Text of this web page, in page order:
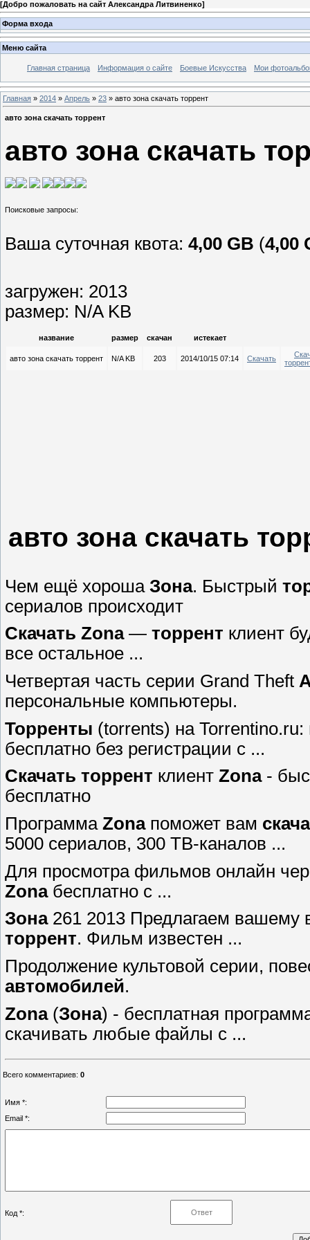
[Добро пожаловать на сайт Александра Литвиненко]
Форма входа
Меню сайта
Главная страница Информация о сайте Боевые Искусства Мои
Главная » 2014 » Апрель » 23 » авто зона скачать торрент
авто зона скачать торрент
авто зона скачать
Ваша суточная квота: 4,00 GB (4,00
загружен: 2013
размер: N/A KB
название размер скачан истекает
авто зона скачать торрент N/A KB 203 2014/10/15 07:14 Скачать
авто зона скачать
Чем ещё хороша Зона. Быстрый
сериалов происходит
Скачать Zona— торрент клиент
все остальное ...
Четвертая часть серии Grand Theft
персональные компьютеры.
Торренты (torrents) на
бесплатно без регистрации с ...
Скачать торрент клиент Zona-
бесплатно
Программа Zonaпоможет вам
5000 сериалов, 300 ТВ-каналов ...
Для просмотра фильмов онлайн
Zonaбесплатно с ...
Зона261 2013 Предлагаем
торрент. Фильм известен ...
Продолжение культовой серии,
автомобилей.
Zona(Зона) - бесплатная
скачивать любые файлы с ...
Всего комментариев: 0
Имя *:
Email *:
Код *: